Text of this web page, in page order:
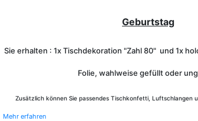
Geburtstag
Sie erhalten : 1x Tischdekoration "Zahl 80" und 1x
Folie, wahlweise gefüllt oder
Zusätzlich können Sie passendes Tischkonfetti, Luftschlangen
Mehr erfahren